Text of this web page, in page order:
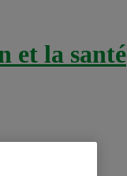
et la santé